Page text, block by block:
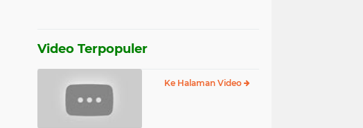
Video Terpopuler
Ke Halaman Video